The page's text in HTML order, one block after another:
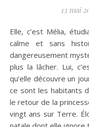
13 mai
Elle, c’est Mélia, étudiante en licence de mathématiques,
calme et sans
dangereusement
plus la lâcher. Lui,
qu’elle découvre un
ce sont les habitants
le retour de la
vingt ans sur Terre.